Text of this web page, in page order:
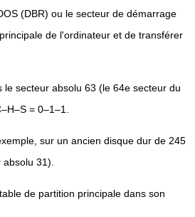
(DBR) ou le secteur de démarrage
de l'ordinateur et de transférer
secteur absolu 63 (le 64e secteur du
= 0–1–1.
sur un ancien disque dur de 245
31).
de partition principale dans son